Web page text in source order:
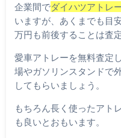
企業間でダイハツアトレ
いますが、あくまでも目
万円も前後することは査
愛車アトレーを無料査定
場やガソリンスタンドで
してもらいましょう。
もちろん長く使ったアト
も良いとおもいます。